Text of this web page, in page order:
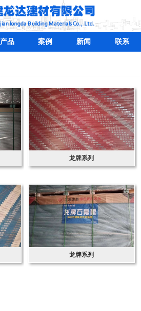
产品 案例 新闻 联系
龙牌系列
龙牌系列